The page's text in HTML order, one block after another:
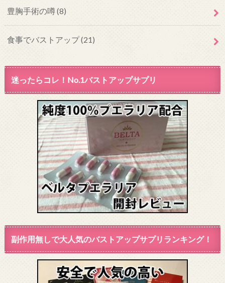
豊胸手術の噂(8)
食事でバストアップ(21)
迷ったらコレ！No.1バストアップサプリ
副作用無しで大人気のバストアップサプリランキング！